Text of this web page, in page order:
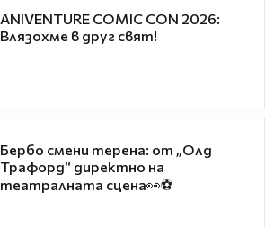
ANIVENTURE COMIC CON 2026:
Влязохме в друг свят!
Бербо смени терена: от „Олд
Трафорд“ директно на
театралната сцена👀⚽